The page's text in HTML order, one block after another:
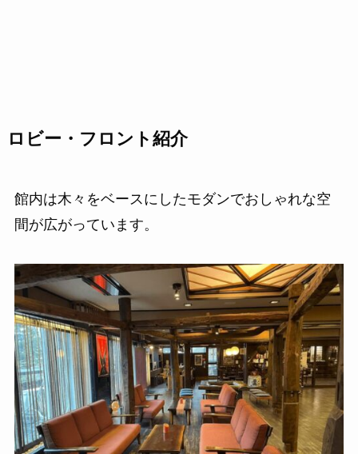
ロビー・フロント紹介
館内は木々をベースにしたモダンでおしゃれな空
間が広がっています。